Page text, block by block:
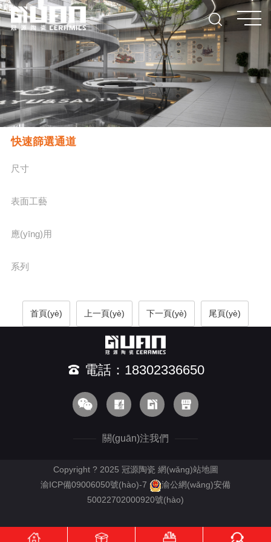
快速篩選通道
尺寸
表面工藝
應(yīng)用
系列
首頁(yè) 上一頁(yè) 下一頁(yè) 尾頁(yè)
電話：18302336650
關(guān)注我們
Copyright ? 2025 冠源陶瓷 網(wǎng)站地圖
渝ICP備09006050號(hào)-7
渝公網(wǎng)安備
50022702000920號(hào)